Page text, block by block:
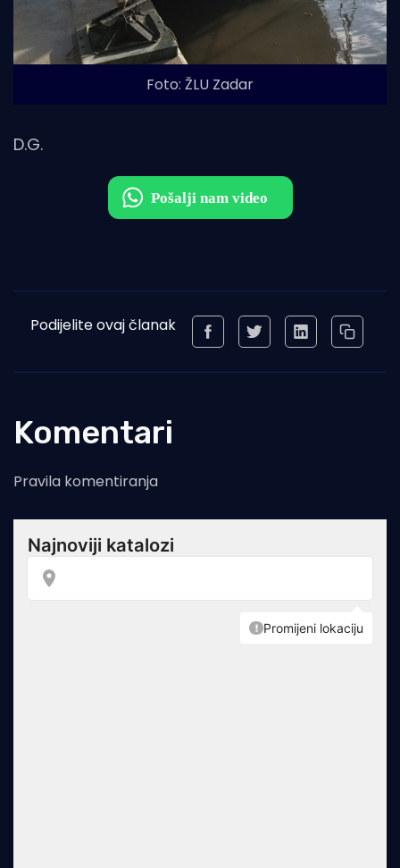
Foto: ŽLU Zadar
D.G.
Podijelite ovaj članak
Komentari
Pravila komentiranja